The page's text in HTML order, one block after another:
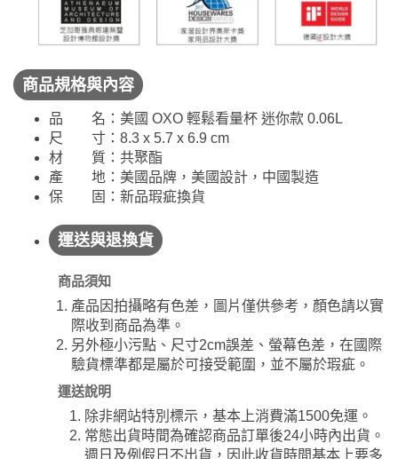
商品規格與內容
品 名：美國 OXO 輕鬆看量杯 迷你款 0.06L
尺 寸：8.3 x 5.7 x 6.9 cm
材 質：共聚酯
產 地：美國品牌，美國設計，中國製造
保 固：新品瑕疵換貨
運送與退換貨
商品須知
產品因拍攝略有色差，圖片僅供參考，顏色請以實
際收到商品為準。
另外極小污點、尺寸2cm誤差、螢幕色差，在國際
驗貨標準都是屬於可接受範圍，並不屬於瑕疵。
運送說明
除非網站特別標示，基本上消費滿1500免運。
常態出貨時間為確認商品訂單後24小時內出貨。
週日及例假日不出貨，因此收貨時間基本上要多